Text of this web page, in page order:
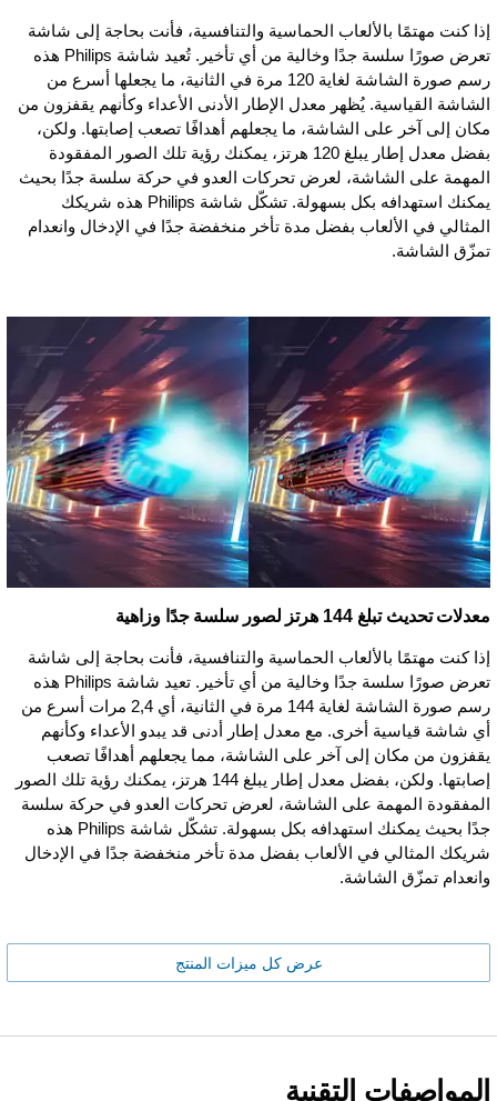
إذا كنت مهتمًا بالألعاب الحماسية والتنافسية، فأنت بحاجة إلى شاشة
تعرض صورًا سلسة جدًا وخالية من أي تأخير. تُعيد شاشة Philips هذه
رسم صورة الشاشة لغاية 120 مرة في الثانية، ما يجعلها أسرع من
الشاشة القياسية. يُظهر معدل الإطار الأدنى الأعداء وكأنهم يقفزون من
مكان إلى آخر على الشاشة، ما يجعلهم أهدافًا تصعب إصابتها. ولكن،
بفضل معدل إطار يبلغ 120 هرتز، يمكنك رؤية تلك الصور المفقودة
المهمة على الشاشة، لعرض تحركات العدو في حركة سلسة جدًا بحيث
يمكنك استهدافه بكل بسهولة. تشكّل شاشة Philips هذه شريكك
المثالي في الألعاب بفضل مدة تأخر منخفضة جدًا في الإدخال وانعدام
تمزّق الشاشة.
معدلات تحديث تبلغ 144 هرتز لصور سلسة جدًا وزاهية
إذا كنت مهتمًا بالألعاب الحماسية والتنافسية، فأنت بحاجة إلى شاشة
تعرض صورًا سلسة جدًا وخالية من أي تأخير. تعيد شاشة Philips هذه
رسم صورة الشاشة لغاية 144 مرة في الثانية، أي 2,4 مرات أسرع من
أي شاشة قياسية أخرى. مع معدل إطار أدنى قد يبدو الأعداء وكأنهم
يقفزون من مكان إلى آخر على الشاشة، مما يجعلهم أهدافًا تصعب
إصابتها. ولكن، بفضل معدل إطار يبلغ 144 هرتز، يمكنك رؤية تلك الصور
المفقودة المهمة على الشاشة، لعرض تحركات العدو في حركة سلسة
جدًا بحيث يمكنك استهدافه بكل بسهولة. تشكّل شاشة Philips هذه
شريكك المثالي في الألعاب بفضل مدة تأخر منخفضة جدًا في الإدخال
وانعدام تمزّق الشاشة.
عرض كل ميزات المنتج
المواصفات التقنية